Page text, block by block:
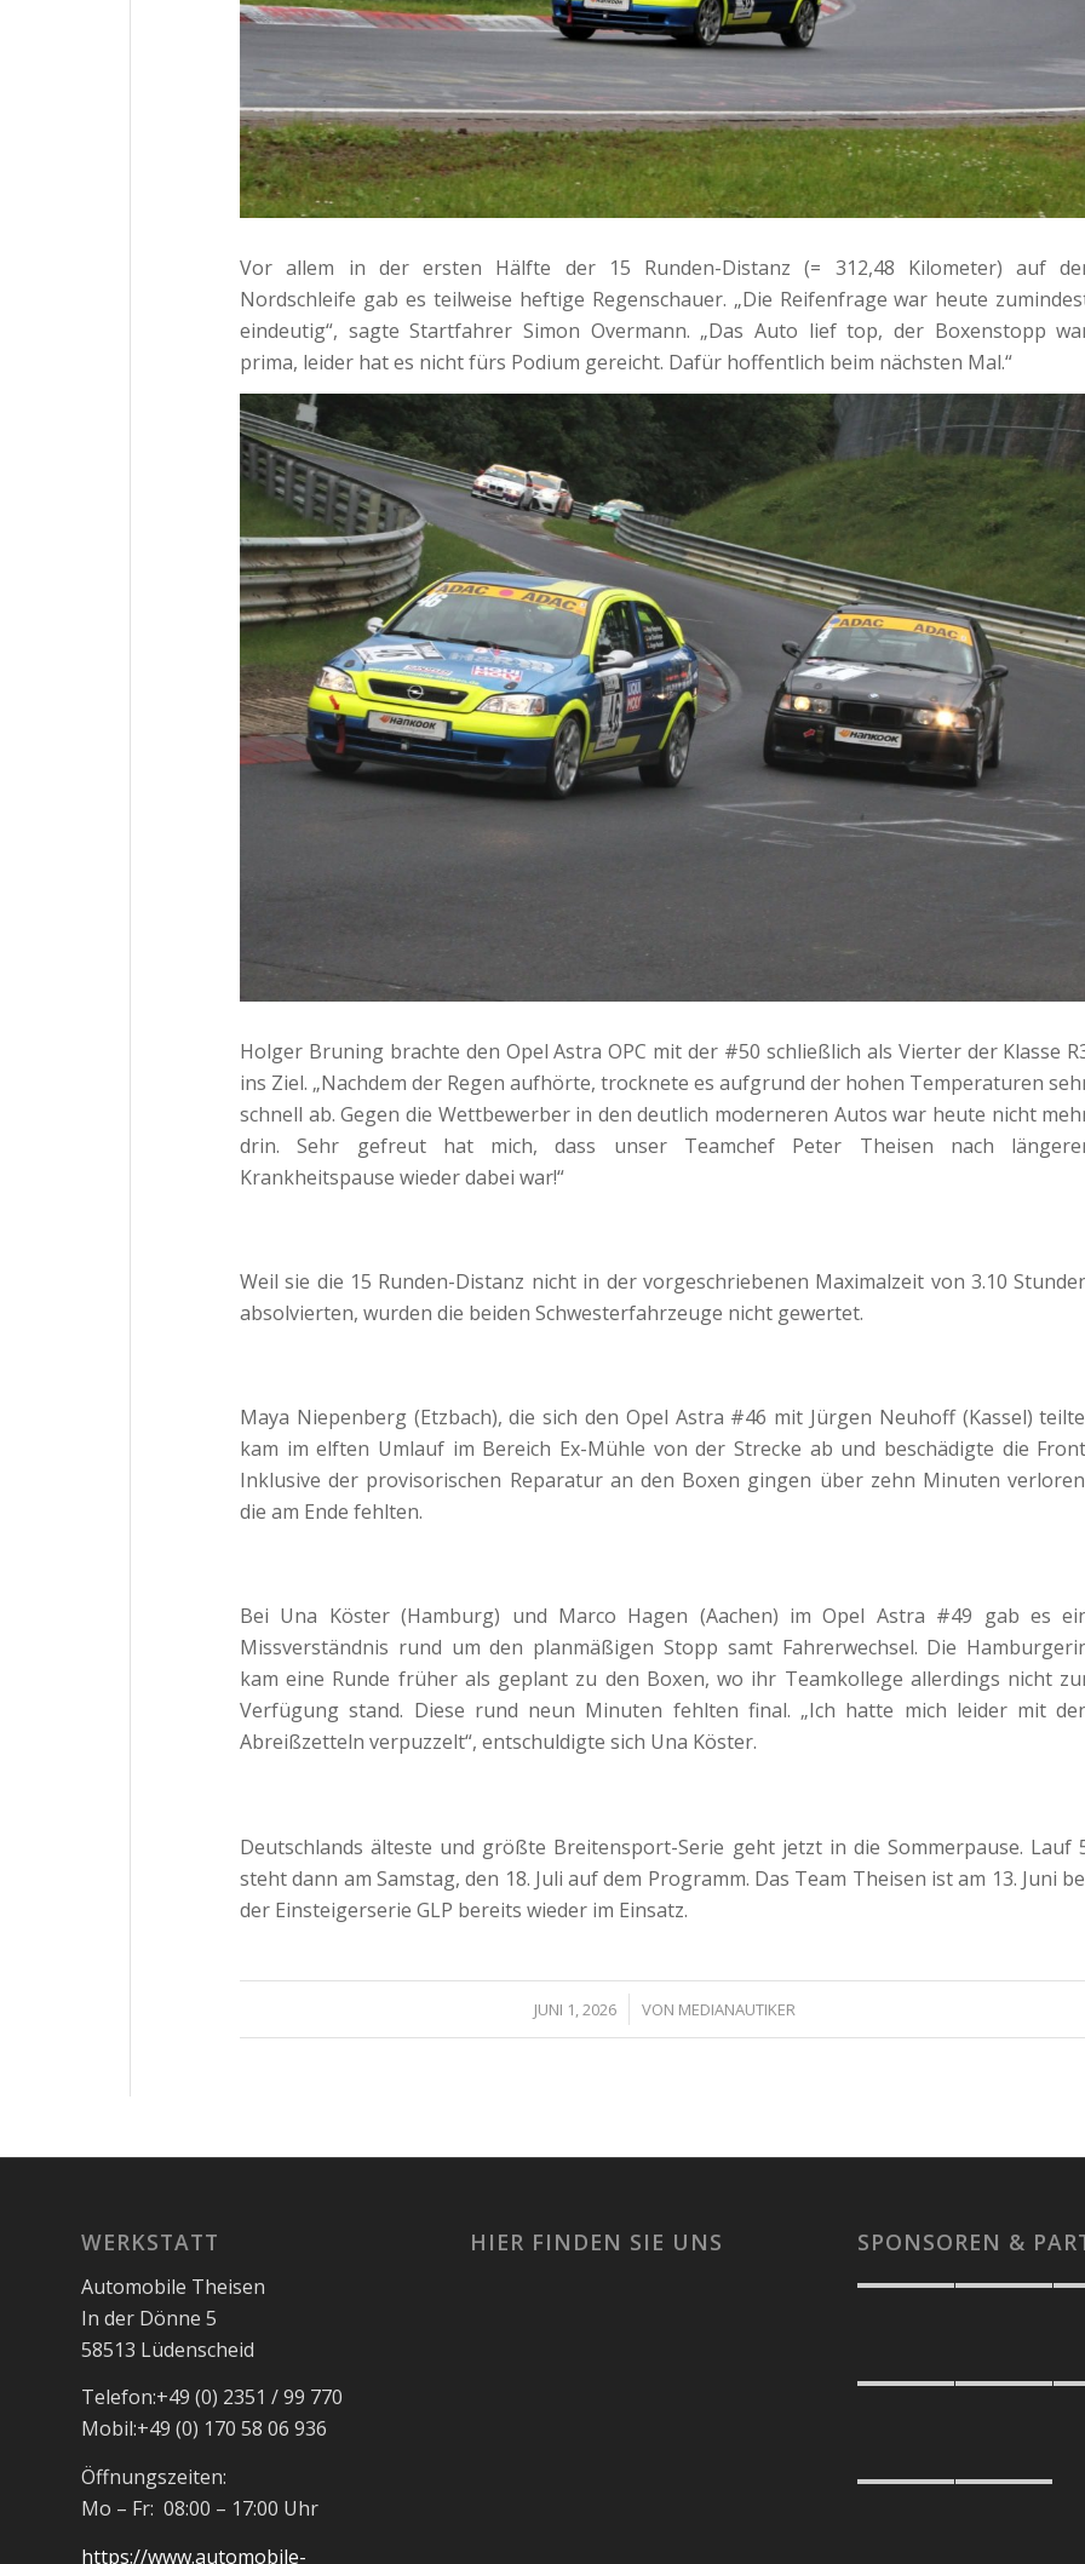
Vor allem in der ersten Hälfte der 15 Runden-Distanz (= 312,48 Kilometer) auf
Nordschleife gab es teilweise heftige Regenschauer. „Die Reifenfrage war heute
eindeutig“, sagte Startfahrer Simon Overmann. „Das Auto lief top, der Boxenstopp
prima, leider hat es nicht fürs Podium gereicht. Dafür hoffentlich beim nächsten Mal.“
Holger Bruning brachte den Opel Astra OPC mit der #50 schließlich als Vierter der Klasse
ins Ziel. „Nachdem der Regen aufhörte, trocknete es aufgrund der hohen Temperaturen
schnell ab. Gegen die Wettbewerber in den deutlich moderneren Autos war heute nicht
drin. Sehr gefreut hat mich, dass unser Teamchef Peter Theisen nach
Krankheitspause wieder dabei war!“
Weil sie die 15 Runden-Distanz nicht in der vorgeschriebenen Maximalzeit von 3.10
absolvierten, wurden die beiden Schwesterfahrzeuge nicht gewertet.
Maya Niepenberg (Etzbach), die sich den Opel Astra #46 mit Jürgen Neuhoff (Kassel)
kam im elften Umlauf im Bereich Ex-Mühle von der Strecke ab und beschädigte die
Inklusive der provisorischen Reparatur an den Boxen gingen über zehn Minuten
die am Ende fehlten.
Bei Una Köster (Hamburg) und Marco Hagen (Aachen) im Opel Astra #49 gab es
Missverständnis rund um den planmäßigen Stopp samt Fahrerwechsel. Die
kam eine Runde früher als geplant zu den Boxen, wo ihr Teamkollege allerdings nicht
Verfügung stand. Diese rund neun Minuten fehlten final. „Ich hatte mich leider mit
Abreißzetteln verpuzzelt“, entschuldigte sich Una Köster.
Deutschlands älteste und größte Breitensport-Serie geht jetzt in die Sommerpause. Lauf
steht dann am Samstag, den 18. Juli auf dem Programm. Das Team Theisen ist am 13. Juni
der Einsteigerserie GLP bereits wieder im Einsatz.
JUNI 1, 2026
/ VON MEDIANAUTIKER
WERKSTATT
Automobile Theisen
In der Dönne 5
58513 Lüdenscheid
Telefon:+49 (0) 2351 / 99 770
Mobil:+49 (0) 170 58 06 936
Öffnungszeiten:
Mo – Fr: 08:00 – 17:00 Uhr
https://www.automobile-
HIER FINDEN SIE UNS SPONSOREN &